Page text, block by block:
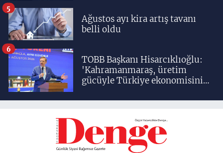
Ağustos ayı kira artış tavanı
belli oldu
5
TOBB Başkanı Hisarcıklıoğlu:
'Kahramanmaraş, üretim
gücüyle Türkiye ekonomisinin
birisidir'
6